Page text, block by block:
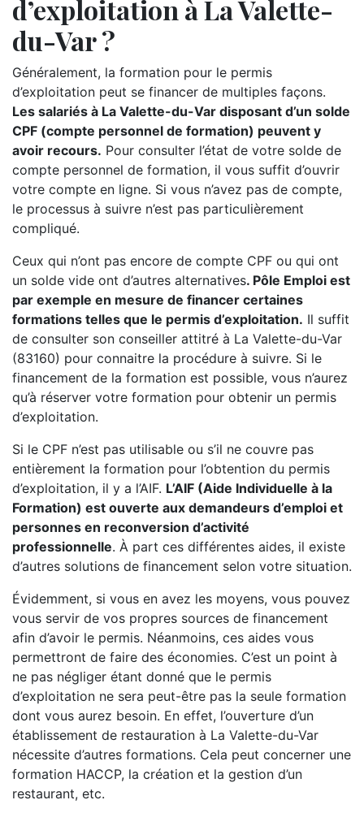
d’exploitation à La Valette-
du-Var ?
Généralement, la formation pour le permis
d’exploitation peut se financer de multiples façons.
Les salariés à La Valette-du-Var disposant d’un solde
CPF (compte personnel de formation) peuvent y
avoir recours. Pour consulter l’état de votre solde de
compte personnel de formation, il vous suffit d’ouvrir
votre compte en ligne. Si vous n’avez pas de compte,
le processus à suivre n’est pas particulièrement
compliqué.
Ceux qui n’ont pas encore de compte CPF ou qui ont
un solde vide ont d’autres alternatives. Pôle Emploi est
par exemple en mesure de financer certaines
formations telles que le permis d’exploitation. Il suffit
de consulter son conseiller attitré à La Valette-du-Var
(83160) pour connaitre la procédure à suivre. Si le
financement de la formation est possible, vous n’aurez
qu’à réserver votre formation pour obtenir un permis
d’exploitation.
Si le CPF n’est pas utilisable ou s’il ne couvre pas
entièrement la formation pour l’obtention du permis
d’exploitation, il y a l’AIF. L’AIF (Aide Individuelle à la
Formation) est ouverte aux demandeurs d’emploi et
personnes en reconversion d’activité
professionnelle. À part ces différentes aides, il existe
d’autres solutions de financement selon votre situation.
Évidemment, si vous en avez les moyens, vous pouvez
vous servir de vos propres sources de financement
afin d’avoir le permis. Néanmoins, ces aides vous
permettront de faire des économies. C’est un point à
ne pas négliger étant donné que le permis
d’exploitation ne sera peut-être pas la seule formation
dont vous aurez besoin. En effet, l’ouverture d’un
établissement de restauration à La Valette-du-Var
nécessite d’autres formations. Cela peut concerner une
formation HACCP, la création et la gestion d’un
restaurant, etc.